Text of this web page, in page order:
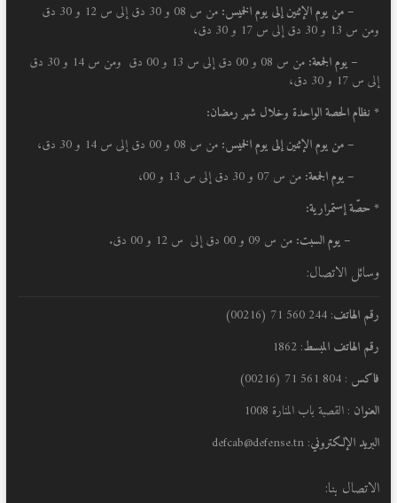
– من يوم الإثنين إلى يوم الخميس:
من س 08 و 30 دق إلى س 12 و 30 دق
ومن س 13 و 30 دق إلى س 17 و 30 دق،
– يوم الجمعة:
من س 08 و 00 دق إلى س 13 و 00 دق ومن س 14 و 30 دق
إلى س 17 و 30 دق،
* نظام الحصة الواحدة وخلال شهر رمضان:
– من يوم الإثنين إلى يوم الخميس: من س 08 و 00 دق إلى س 14 و 30 دق،
– يوم الجمعة: من س 07 و 30 دق إلى س 13 و 00،
* حصّة إستمرارية:
– يوم السبت: من س 09 و 00 دق إلى س 12 و 00 دق.
وسائل الاتصال:
رقم الهاتف: 244 560 71 (00216)
رقم الهاتف المبسط: 1862
فاكس : 804 561 71 (00216)
العنوان : القصبة باب المنارة 1008
البريد الإلكتروني: defcab@defense.tn
الاتصال بنا: